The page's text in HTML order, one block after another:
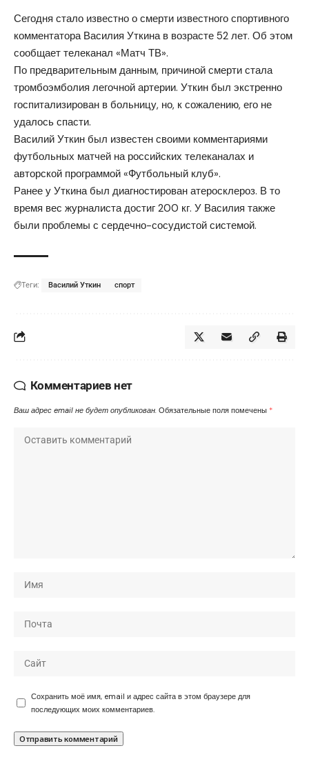
Сегодня стало известно о смерти известного спортивного
комментатора Василия Уткина в возрасте 52 лет. Об этом
сообщает телеканал «Матч ТВ».
По предварительным данным, причиной смерти стала
тромбоэмболия легочной артерии. Уткин был экстренно
госпитализирован в больницу, но, к сожалению, его не
удалось спасти.
Василий Уткин был известен своими комментариями
футбольных матчей на российских телеканалах и
авторской программой «Футбольный клуб».
Ранее у Уткина был диагностирован атеросклероз. В то
время вес журналиста достиг 200 кг. У Василия также
были проблемы с сердечно-сосудистой системой.
Теги: Василий Уткин спорт
Комментариев нет
Ваш адрес email не будет опубликован. Обязательные поля помечены *
Сохранить моё имя, email и адрес сайта в этом браузере для
последующих моих комментариев.